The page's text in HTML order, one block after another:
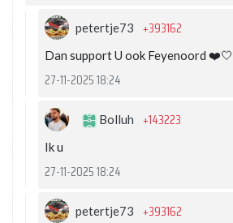
petertje73 +393162
Dan support U ook Feyenoord ❤️🤍
27-11-2025 18:24
Bolluh +143223
Ik u
27-11-2025 18:24
petertje73 +393162